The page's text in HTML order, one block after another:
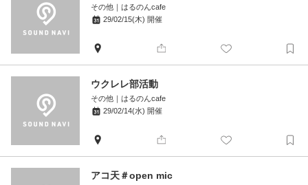
その他 ｜ はるのんcafe
29/02/15(木) 開催
ウクレレ部活動
その他 ｜ はるのんcafe
29/02/14(水) 開催
アコ天＃open mic